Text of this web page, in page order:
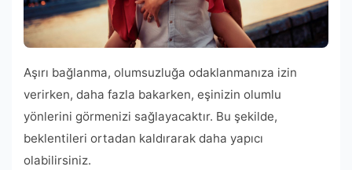
Aşırı bağlanma, olumsuzluğa odaklanmanıza izin
verirken, daha fazla bakarken, eşinizin olumlu
yönlerini görmenizi sağlayacaktır. Bu şekilde,
beklentileri ortadan kaldırarak daha yapıcı
olabilirsiniz.